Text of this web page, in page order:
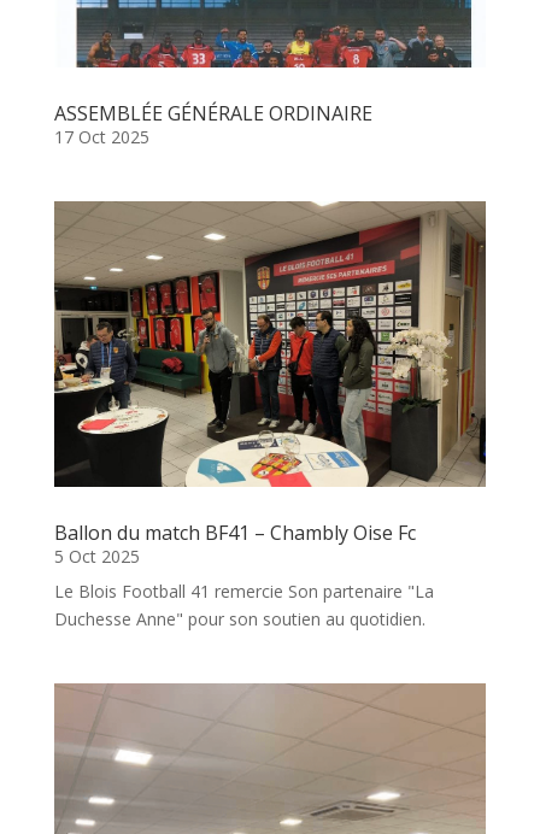
ASSEMBLÉE GÉNÉRALE ORDINAIRE
17 Oct 2025
Ballon du match BF41 – Chambly Oise Fc
5 Oct 2025
Le Blois Football 41 remercie Son partenaire "La
Duchesse Anne" pour son soutien au quotidien.